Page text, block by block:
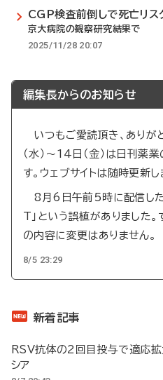
CGP検査前倒しで死亡リス
京大病院の観察研究結果で
2025/11/28 20:07
編集長からのお知らせ
いつもご愛読頂き、ありが
（水）～14日（金）は日刊薬
す。ウェブサイトは随時更新し
8月6日午前5時に配信した
T」という誤植がありました
の内容に変更はありません。
8/5 23:29
新着記事
RSV抗体の2回目投与で適応
シア